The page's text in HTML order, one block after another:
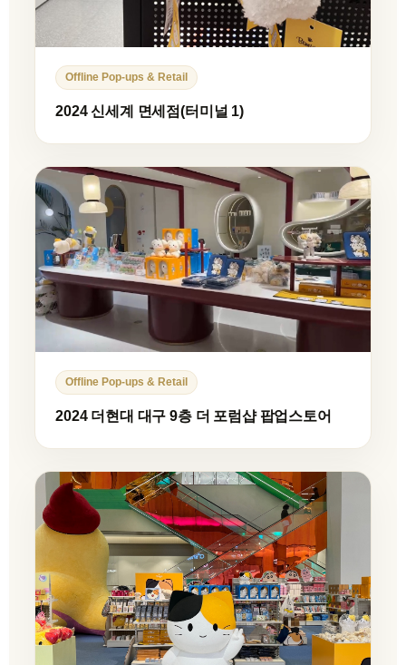
Offline Pop-ups & Retail
2024 신세계 면세점(터미널 1)
Offline Pop-ups & Retail
2024 더현대 대구 9층 더 포럼샵 팝업스토어